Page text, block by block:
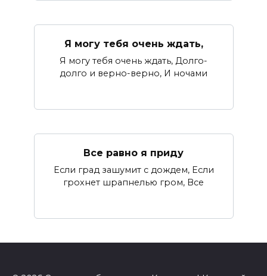
Я могу тебя очень ждать,
Я могу тебя очень ждать, Долго-
долго и верно-верно, И ночами
Все равно я приду
Если град зашумит с дождем, Если
грохнет шрапнелью гром, Все